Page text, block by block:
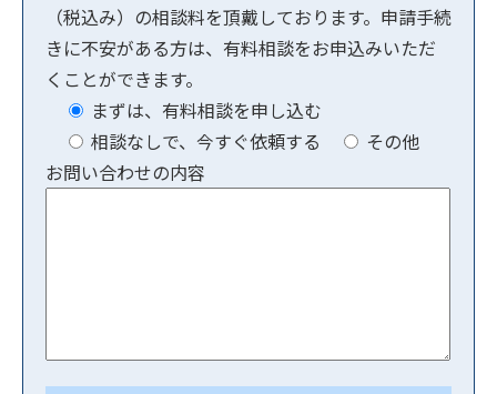
（税込み）の相談料を頂戴しております。申請手続
きに不安がある方は、有料相談をお申込みいただ
くことができます。
まずは、有料相談を申し込む
相談なしで、今すぐ依頼する
その他
お問い合わせの内容